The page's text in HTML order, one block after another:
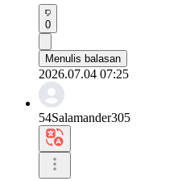
0
Menulis balasan
2026.07.04 07:25
54Salamander305